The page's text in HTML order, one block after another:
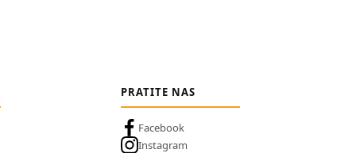
PRATITE NAS
Facebook
Instagram